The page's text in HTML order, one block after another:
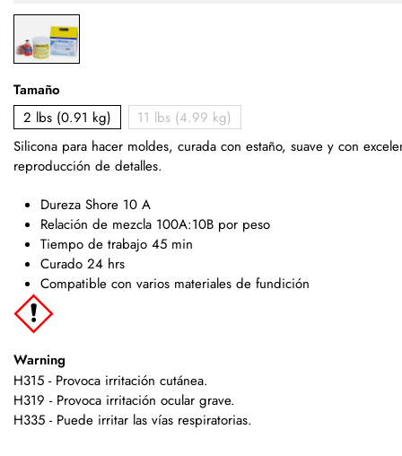
Tamaño
2 lbs (0.91 kg)
11 lbs (4.99 kg)
Silicona para hacer moldes, curada con estaño, suave y con
reproducción de detalles.
Dureza Shore 10 A
Relación de mezcla 100A:10B por peso
Tiempo de trabajo 45 min
Curado 24 hrs
Compatible con varios materiales de fundición
Warning
H315 - Provoca irritación cutánea.
H319 - Provoca irritación ocular grave.
H335 - Puede irritar las vías respiratorias.